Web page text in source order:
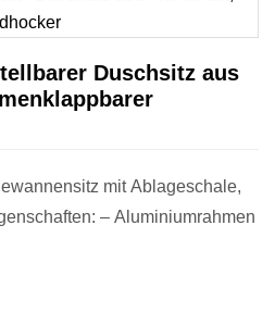
Duschsitz aus
mit Ablageschale,
– Aluminiumrahmen